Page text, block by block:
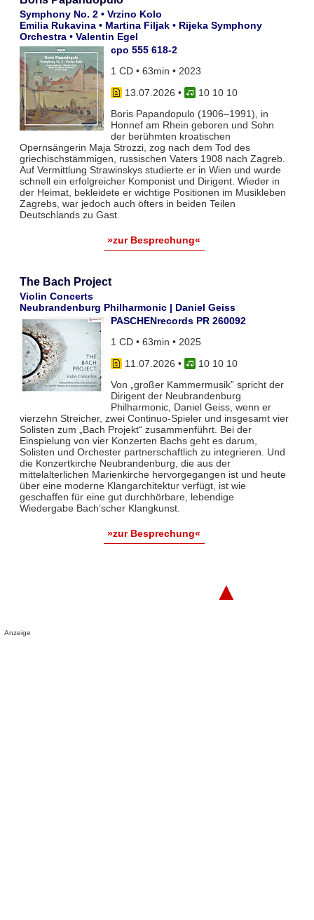
Symphony No. 2 • Vrzino Kolo
Emilia Rukavina • Martina Filjak • Rijeka Symphony
Orchestra • Valentin Egel
cpo 555 618-2
1 CD • 63min • 2023
13.07.2026 •
10 10 10
Boris Papandopulo (1906–1991), in
Honnef am Rhein geboren und Sohn
der berühmten kroatischen
Opernsängerin Maja Strozzi, zog nach dem Tod des
griechischstämmigen, russischen Vaters 1908 nach Zagreb.
Auf Vermittlung Strawinskys studierte er in Wien und wurde
schnell ein erfolgreicher Komponist und Dirigent. Wieder in
der Heimat, bekleidete er wichtige Positionen im Musikleben
Zagrebs, war jedoch auch öfters in beiden Teilen
Deutschlands zu Gast.
»zur Besprechung«
The Bach Project
Violin Concerts
Neubrandenburg Philharmonic | Daniel Geiss
PASCHENrecords PR 260092
1 CD • 63min • 2025
11.07.2026 •
10 10 10
Von „großer Kammermusik” spricht der
Dirigent der Neubrandenburg
Philharmonic, Daniel Geiss, wenn er
vierzehn Streicher, zwei Continuo-Spieler und insgesamt vier
Solisten zum „Bach Projekt“ zusammenführt. Bei der
Einspielung von vier Konzerten Bachs geht es darum,
Solisten und Orchester partnerschaftlich zu integrieren. Und
die Konzertkirche Neubrandenburg, die aus der
mittelalterlichen Marienkirche hervorgegangen ist und heute
über eine moderne Klangarchitektur verfügt, ist wie
geschaffen für eine gut durchhörbare, lebendige
Wiedergabe Bach’scher Klangkunst.
»zur Besprechung«
▲
Anzeige